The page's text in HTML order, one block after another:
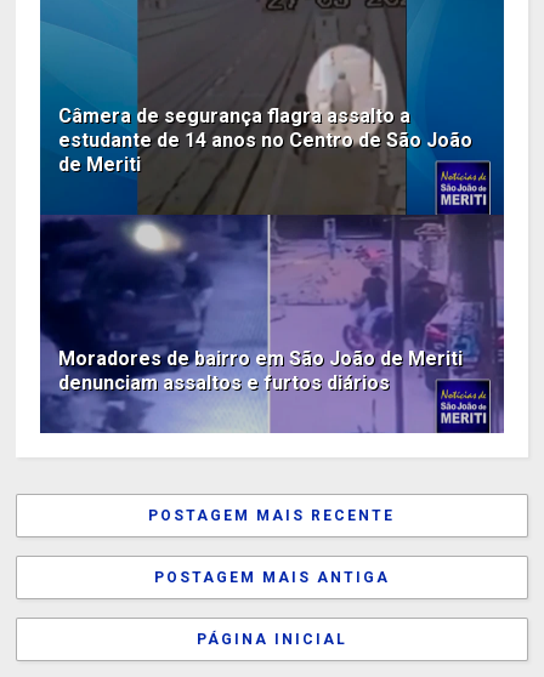
Câmera de segurança flagra assalto a
estudante de 14 anos no Centro de São João
de Meriti
Moradores de bairro em São João de Meriti
denunciam assaltos e furtos diários
POSTAGEM MAIS RECENTE
POSTAGEM MAIS ANTIGA
PÁGINA INICIAL